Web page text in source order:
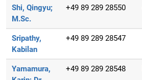
Shi, Qingyu;
M.Sc.
+49 89 289 28550
Sripathy,
Kabilan
+49 89 289 28547
Yamamura,
+49 89 289 28548